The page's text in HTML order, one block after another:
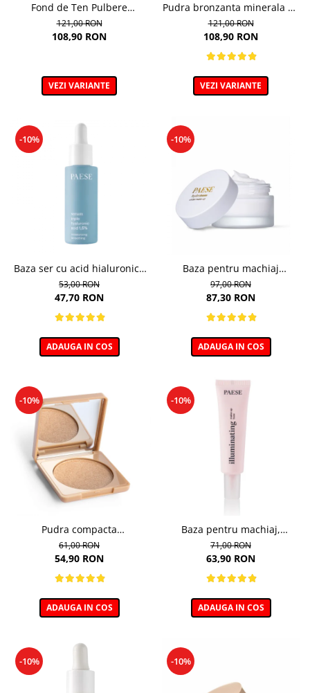
Fond de Ten Pulbere
Iluminator 7g
121,00 RON
108,90 RON
VEZI VARIANTE
Pudra bronzanta minerala 6g
- 400N - Mineral Bronzer
121,00 RON
108,90 RON
VEZI VARIANTE
-10%
Baza ser cu acid hialuronic -
30ml
53,00 RON
47,70 RON
ADAUGA IN COS
-10%
Baza pentru machiaj
hidratanta - 30ml
97,00 RON
87,30 RON
ADAUGA IN COS
-10%
Pudra compacta
iluminatoare, Wonder Glow -
7.5g
61,00 RON
54,90 RON
ADAUGA IN COS
-10%
Baza pentru machiaj,
Illuminating Make-up Base -
30ml
71,00 RON
63,90 RON
ADAUGA IN COS
-10% -10%